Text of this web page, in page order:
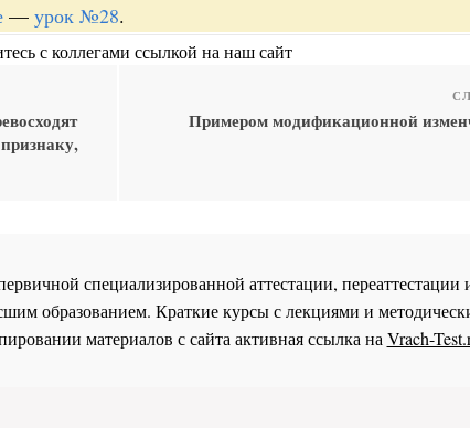
— урок №28.
с коллегами ссылкой на наш сайт
Примером модификационной
специализированной аттестации,
образованием. Краткие курсы с лекциями и
материалов с сайта активная ссылка на Vrach-